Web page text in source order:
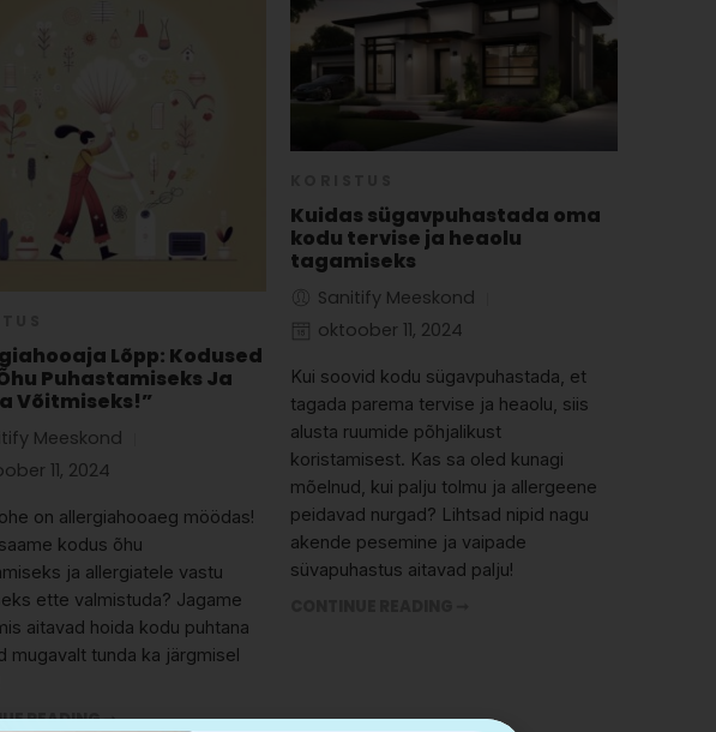
Lõpp: Kodused
Puhastamiseks Ja
Võitmiseks!”
Meeskond
11, 2024
on allergiahooaeg möödas!
kodus õhu
ja allergiatele vastu
ette valmistuda? Jagame
aitavad hoida kodu puhtana
mugavalt tunda ka järgmisel
READING ➞
Kuidas sügavpuhastada oma
kodu tervise ja heaolu
tagamiseks
Sanitify Meeskond
oktoober 11, 2024
Kui soovid kodu sügavpuhastada, et
tagada parema tervise ja heaolu, siis
alusta ruumide põhjalikust
koristamisest. Kas sa oled kunagi
mõelnud, kui palju tolmu ja allergeene
peidavad nurgad? Lihtsad nipid nagu
akende pesemine ja vaipade
süvapuhastus aitavad palju!